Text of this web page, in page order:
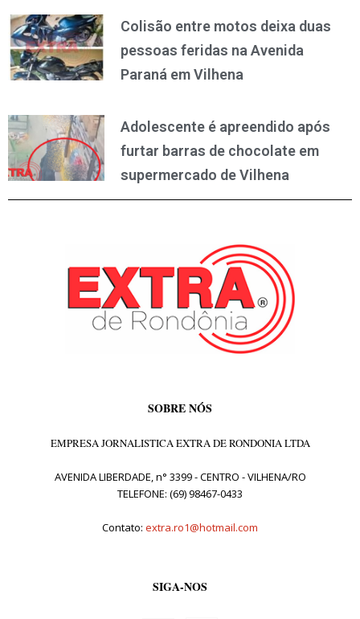
Colisão entre motos deixa duas
pessoas feridas na Avenida
Paraná em Vilhena
Adolescente é apreendido após
furtar barras de chocolate em
supermercado de Vilhena
SOBRE NÓS
EMPRESA JORNALISTICA EXTRA DE RONDONIA LTDA
AVENIDA LIBERDADE, n° 3399 - CENTRO - VILHENA/RO
TELEFONE: (69) 98467-0433
Contato: extra.ro1@hotmail.com
SIGA-NOS